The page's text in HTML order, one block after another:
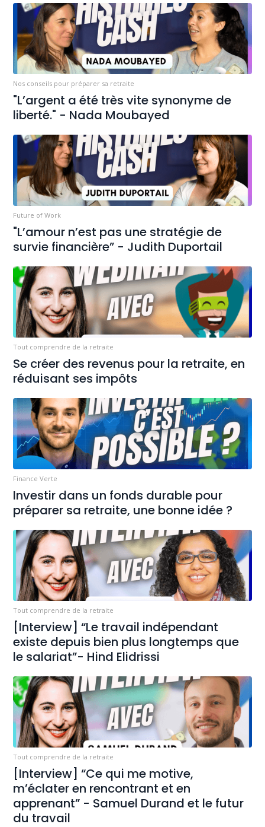
Nos conseils pour préparer sa retraite
"L’argent a été très vite synonyme de
liberté." - Nada Moubayed
Future of Work
"L’amour n’est pas une stratégie de
survie financière” - Judith Duportail
Tout comprendre de la retraite
Se créer des revenus pour la retraite, en
réduisant ses impôts
Finance Verte
Investir dans un fonds durable pour
préparer sa retraite, une bonne idée ?
Tout comprendre de la retraite
[Interview] “Le travail indépendant
existe depuis bien plus longtemps que
le salariat”- Hind Elidrissi
Tout comprendre de la retraite
[Interview] “Ce qui me motive,
m’éclater en rencontrant et en
apprenant” - Samuel Durand et le futur
du travail